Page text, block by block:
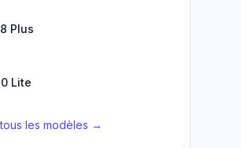
Plus
Lite
les modèles →